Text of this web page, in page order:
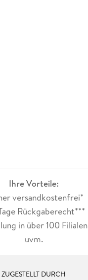
Ihre Vorteile:
versandkostenfrei*
Rückgaberecht***
in über 100 Filialen
uvm.
ZUGESTELLT DURCH